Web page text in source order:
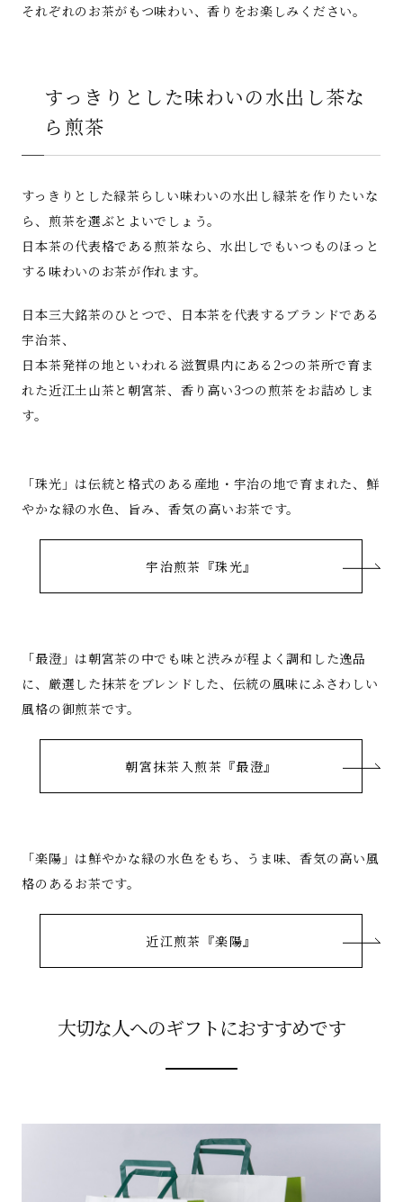
それぞれのお茶がもつ味わい、香りをお楽しみください。
すっきりとした味わいの水出し茶な
ら煎茶
すっきりとした緑茶らしい味わいの水出し緑茶を作りたいな
ら、煎茶を選ぶとよいでしょう。
日本茶の代表格である煎茶なら、水出しでもいつものほっと
する味わいのお茶が作れます。
日本三大銘茶のひとつで、日本茶を代表するブランドである
宇治茶、
日本茶発祥の地といわれる滋賀県内にある2つの茶所で育ま
れた近江土山茶と朝宮茶、香り高い3つの煎茶をお詰めしま
す。
「珠光」は伝統と格式のある産地・宇治の地で育まれた、鮮
やかな緑の水色、旨み、香気の高いお茶です。
宇治煎茶『珠光』
「最澄」は朝宮茶の中でも味と渋みが程よく調和した逸品
に、厳選した抹茶をブレンドした、伝統の風味にふさわしい
風格の御煎茶です。
朝宮抹茶入煎茶『最澄』
「楽陽」は鮮やかな緑の水色をもち、うま味、香気の高い風
格のあるお茶です。
近江煎茶『楽陽』
大切な人へのギフトにおすすめです